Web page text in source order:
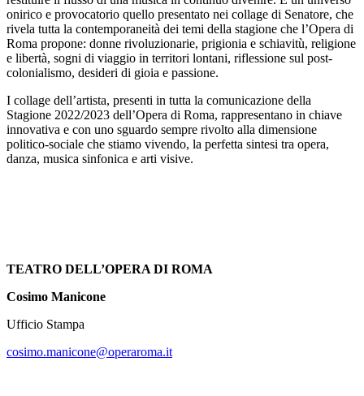
onirico e provocatorio quello presentato nei collage di Senatore, che
rivela tutta la contemporaneità dei temi della stagione che l’Opera di
Roma propone: donne rivoluzionarie, prigionia e schiavitù, religione
e libertà, sogni di viaggio in territori lontani, riflessione sul post-
colonialismo, desideri di gioia e passione.
I collage dell’artista, presenti in tutta la comunicazione della
Stagione 2022/2023 dell’Opera di Roma, rappresentano in chiave
innovativa e con uno sguardo sempre rivolto alla dimensione
politico-sociale che stiamo vivendo, la perfetta sintesi tra opera,
danza, musica sinfonica e arti visive.
TEATRO DELL’OPERA DI ROMA
Cosimo Manicone
Ufficio Stampa
cosimo.manicone@operaroma.it